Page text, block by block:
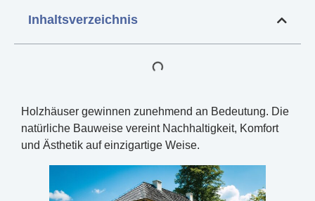
Inhaltsverzeichnis
Holzhäuser gewinnen zunehmend an Bedeutung. Die
natürliche Bauweise vereint Nachhaltigkeit, Komfort
und Ästhetik auf einzigartige Weise.